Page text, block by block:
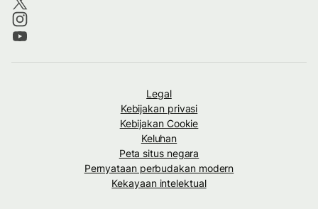
Legal
Kebijakan privasi
Kebijakan Cookie
Keluhan
Peta situs negara
Pernyataan perbudakan modern
Kekayaan intelektual